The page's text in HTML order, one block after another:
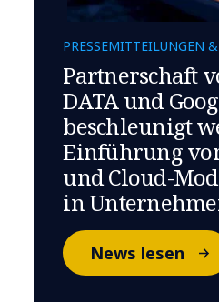
PRESSEMITTEILUNGEN
Partnerschaft
DATA und
beschleunigt
Einführung
und Cloud-
in
News lesen